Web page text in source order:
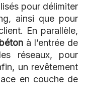
pour délimiter
ainsi que pour
En parallèle,
à l’entrée de
réseaux, pour
un revêtement
en couche de